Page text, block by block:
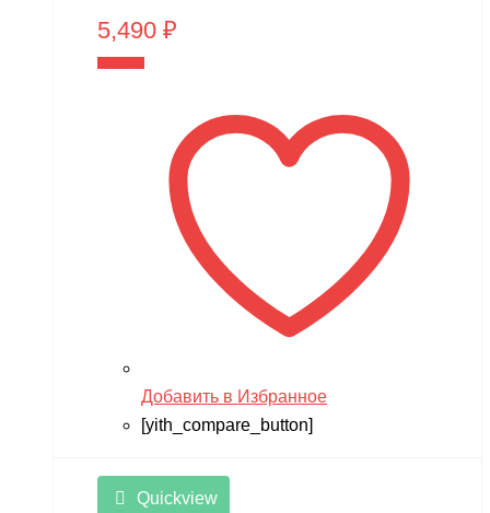
5,490 ₽
Добавить в Избранное
[yith_compare_button]
Quickview